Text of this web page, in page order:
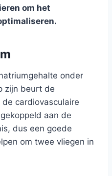
om het
onder
zijn beurt de
cardiovasculaire
aan de
dus een goede
om twee vliegen in